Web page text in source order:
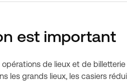
est important
de lieux et de
les grands lieux, les casiers